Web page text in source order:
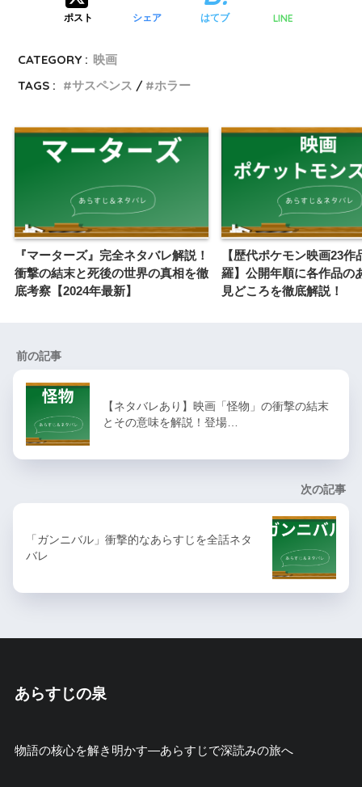
ポスト シェア はてブ LINE
CATEGORY : 映画
TAGS :
サスペンス ホラー
『マーターズ』完全ネタバレ解説！
衝撃の結末と死後の世界の真相を徹
底考察【2024年最新】
【歴代ポケモン映画23作
羅】公開年順に各作品の
見どころを徹底解説！
前の記事
【ネタバレあり】映画「怪物」の衝撃の結末
とその意味を解説！登場…
次の記事
「ガンニバル」衝撃的なあらすじを全話ネタ
バレ
あらすじの泉
物語の核心を解き明かす—あらすじで深読みの旅へ